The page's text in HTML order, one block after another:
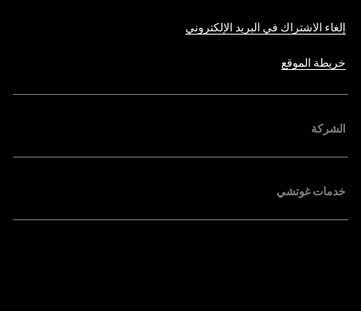
إلغاء الاشتراك في البريد الإلكتروني
خريطة الموقع
الشركة
خدمات غوتشي